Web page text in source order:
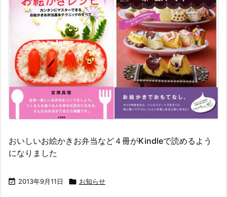
おいしいお絵かきお弁当など４冊がKindleで読めるよう
になりました
 2013年9月11日  お知らせ